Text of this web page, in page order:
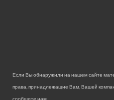
Если Вы обнаружили на нашем сайте
права, принадлежащие Вам, Вашей
сообщите нам.